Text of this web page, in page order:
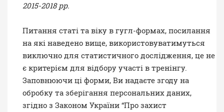
2015-2018 рр.
Питання статі та віку в гугл-формах, посилання
на які наведено вище, використовуватимуться
виключно для статистичного дослідження, це не
є критерієм для відбору участі в тренінгу.
Заповнюючи ці форми, Ви надаєте згоду на
обробку та зберігання персональних даних,
згідно з Законом України “Про захист